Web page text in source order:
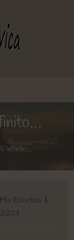
Infinito…
Mis Escritos